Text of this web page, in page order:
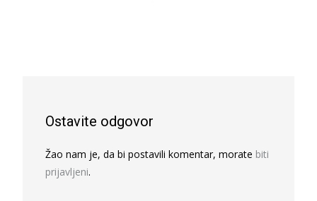
Ostavite odgovor
Žao nam je, da bi postavili komentar, morate biti
prijavljeni.